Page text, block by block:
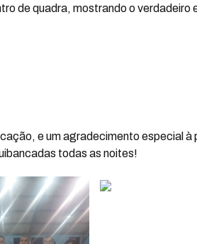
de quadra, mostrando o verdadeiro
e um agradecimento especial à
todas as noites!